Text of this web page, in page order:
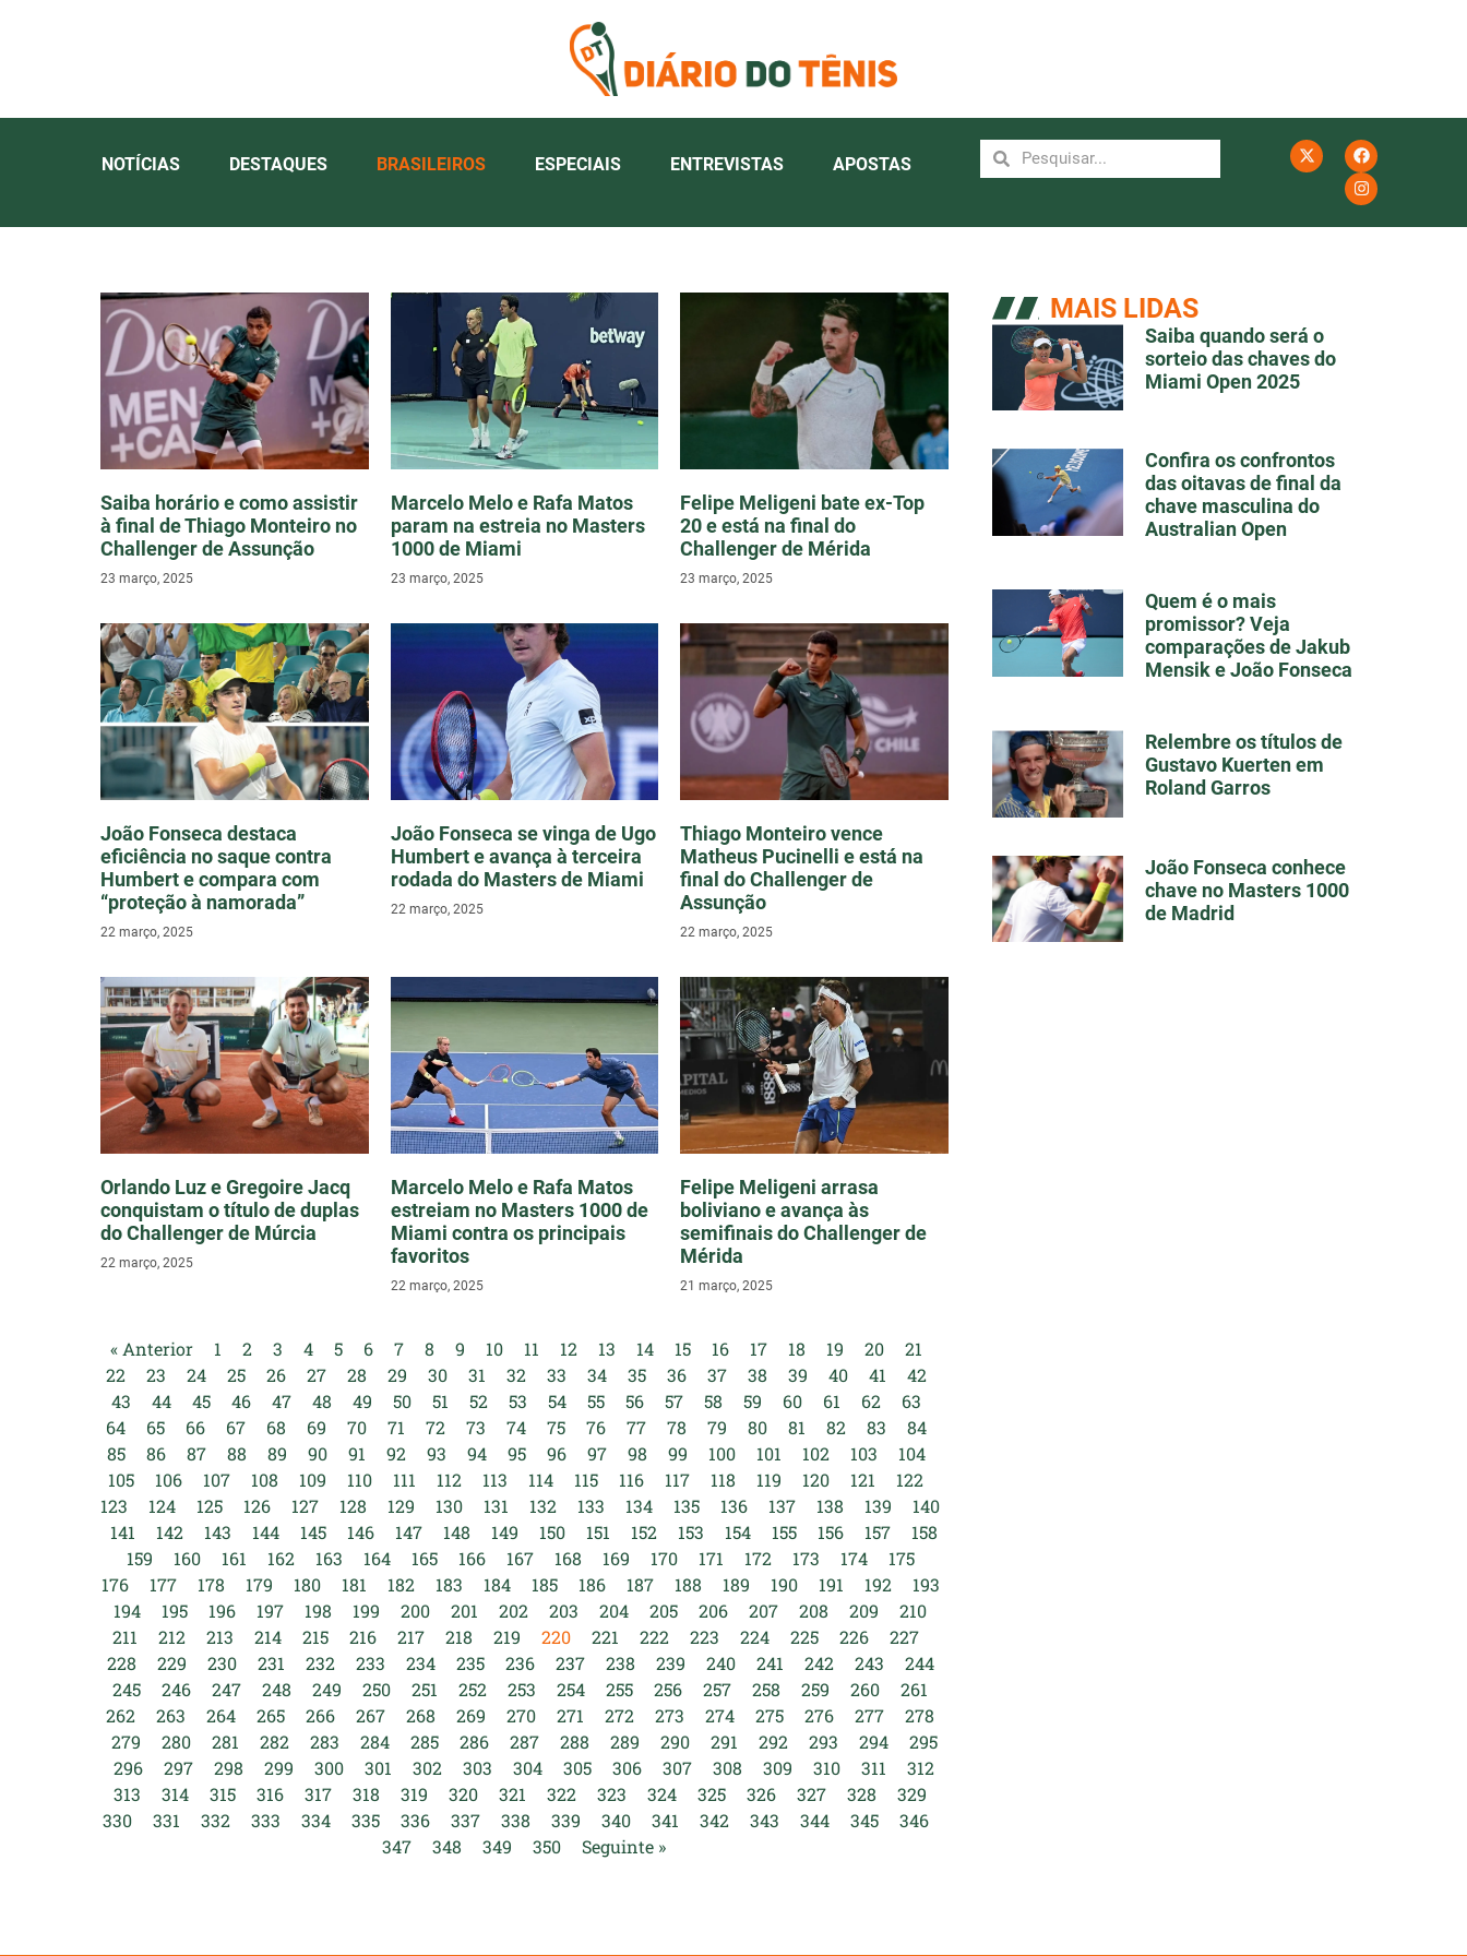
NOTÍCIAS DESTAQUES BRASILEIROS ESPECIAIS ENTREVISTAS APOSTAS
Saiba horário e como assistir
à final de Thiago Monteiro no
Challenger de Assunção
23 março, 2025
Marcelo Melo e Rafa Matos
param na estreia no Masters
1000 de Miami
23 março, 2025
Felipe Meligeni bate ex-Top
20 e está na final do
Challenger de Mérida
23 março, 2025
João Fonseca destaca
eficiência no saque contra
Humbert e compara com
“proteção à namorada”
22 março, 2025
João Fonseca se vinga de Ugo
Humbert e avança à terceira
rodada do Masters de Miami
22 março, 2025
Thiago Monteiro vence
Matheus Pucinelli e está na
final do Challenger de
Assunção
22 março, 2025
Orlando Luz e Gregoire Jacq
conquistam o título de duplas
do Challenger de Múrcia
22 março, 2025
Marcelo Melo e Rafa Matos
estreiam no Masters 1000 de
Miami contra os principais
favoritos
22 março, 2025
Felipe Meligeni arrasa
boliviano e avança às
semifinais do Challenger de
Mérida
21 março, 2025
« Anterior 1 2 3 4 5 6 7 8 9 10 11 12 13 14 15 16 17 18 19 20
21
22
23 24 25 26 27 28 29 30 31 32 33 34 35 36 37 38 39 40 41
42
43
44 45 46 47 48 49 50 51 52 53 54 55 56 57 58 59 60 61 62
63
64
65 66 67 68 69 70 71 72 73 74 75 76 77 78 79 80 81 82 83
84
85
86 87 88 89 90 91 92 93 94 95 96 97 98 99 100 101 102 103
104
105
106 107 108 109 110 111 112 113 114 115 116 117 118 119 120 121
122
123
124 125 126 127 128 129 130 131 132 133 134 135 136 137 138 139
140
141
142 143 144 145 146 147 148 149 150 151 152 153 154 155 156 157
158
159
160 161 162 163 164 165 166 167 168 169 170 171 172 173 174
175
176
177 178 179 180 181 182 183 184 185 186 187 188 189 190 191 192
193
194
195 196 197 198 199 200 201 202 203 204 205 206 207 208 209
210
211
212 213 214 215 216 217 218 219 220 221 222 223 224 225 226
227
228
229 230 231 232 233 234 235 236 237 238 239 240 241 242 243
244
245
246 247 248 249 250 251 252 253 254 255 256 257 258 259 260
261
262
263 264 265 266 267 268 269 270 271 272 273 274 275 276 277
278
279
280 281 282 283 284 285 286 287 288 289 290 291 292 293 294
295
296
297 298 299 300 301 302 303 304 305 306 307 308 309 310 311
312
313
314 315 316 317 318 319 320 321 322 323 324 325 326 327 328
329
330
331 332 333 334 335 336 337 338 339 340 341 342 343 344 345
346
347
348 349 350 Seguinte »
MAIS LIDAS
Saiba quando será o
sorteio das chaves do
Miami Open 2025
Confira os confrontos
das oitavas de final da
chave masculina do
Australian Open
Quem é o mais
promissor? Veja
comparações de Jakub
Mensik e João Fonseca
Relembre os títulos de
Gustavo Kuerten em
Roland Garros
João Fonseca conhece
chave no Masters 1000
de Madrid